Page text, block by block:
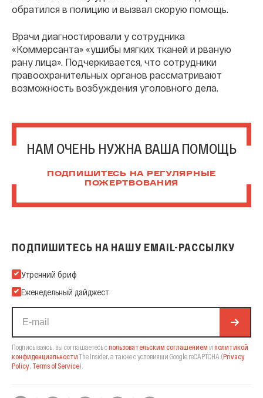
обратился в полицию и вызвал скорую помощь.
Врачи диагностировали у сотрудника
«Коммерсанта» «ушибы мягких тканей и рваную
рану лица». Подчеркивается, что сотрудники
правоохранительных органов рассматривают
возможность возбуждения уголовного дела.
НАМ ОЧЕНЬ НУЖНА ВАША ПОМОЩЬ
ПОДПИШИТЕСЬ НА РЕГУЛЯРНЫЕ
ПОЖЕРТВОВАНИЯ
ПОДПИШИТЕСЬ НА НАШУ EMAIL-РАССЫЛКУ
Подпишитесь на нашу Email-рассылку
Утренний бриф
Еженедельный дайджест
Подписываясь, вы соглашаетесь спользовательским соглашением и политикой
конфиденциальности The Insider, а также с условиями Google reCAPTCHA (Privacy
Policy Terms of Service).